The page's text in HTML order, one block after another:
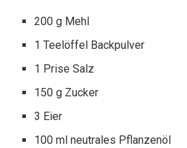
200 g Mehl
1 Teelöffel Backpulver
1 Prise Salz
150 g Zucker
3 Eier
100 ml neutrales Pflanzenöl